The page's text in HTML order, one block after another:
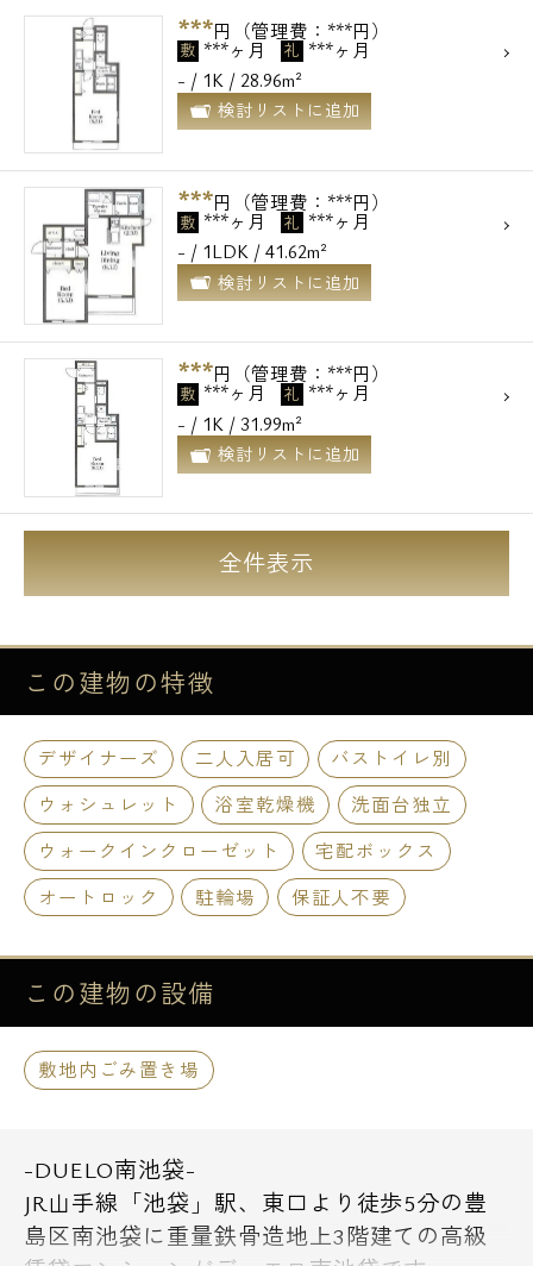
***円（管理費：***円）
敷 ***ヶ月 礼 ***ヶ月
- / 1K / 28.96m²
検討リストに追加
***円（管理費：***円）
敷 ***ヶ月 礼 ***ヶ月
- / 1LDK / 41.62m²
検討リストに追加
***円（管理費：***円）
敷 ***ヶ月 礼 ***ヶ月
- / 1K / 31.99m²
検討リストに追加
全件表示
この建物の特徴
デザイナーズ 二人入居可
バストイレ別
ウォシュレット
浴室乾燥機
洗面台独立
ウォークインクローゼット
宅配ボックス
オートロック
駐輪場 保証人不要
この建物の設備
敷地内ごみ置き場
-DUELO南池袋-
JR山手線「池袋」駅、東口より徒歩5分の豊
島区南池袋に重量鉄骨造地上3階建ての高級